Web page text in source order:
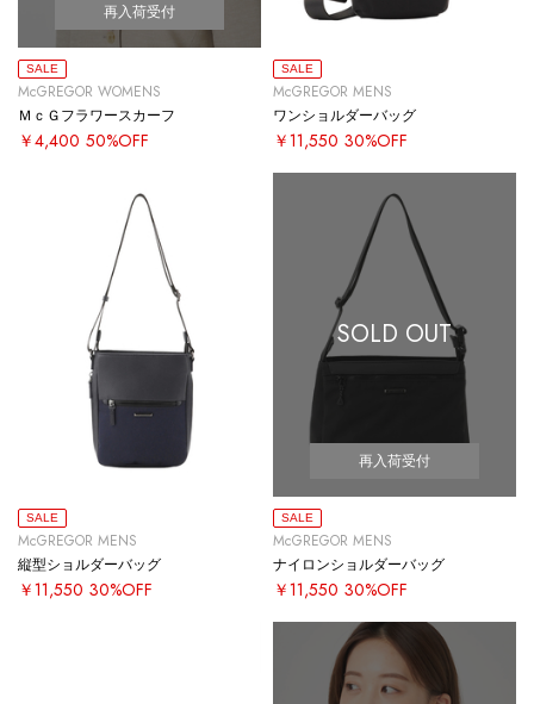
再入荷受付
SALE
McGREGOR WOMENS
ＭｃＧフラワースカーフ
￥4,400 50%OFF
SALE
McGREGOR MENS
ワンショルダーバッグ
￥11,550 30%OFF
SALE
McGREGOR MENS
縦型ショルダーバッグ
￥11,550 30%OFF
SOLD OUT
再入荷受付
SALE
McGREGOR MENS
ナイロンショルダーバッグ
￥11,550 30%OFF